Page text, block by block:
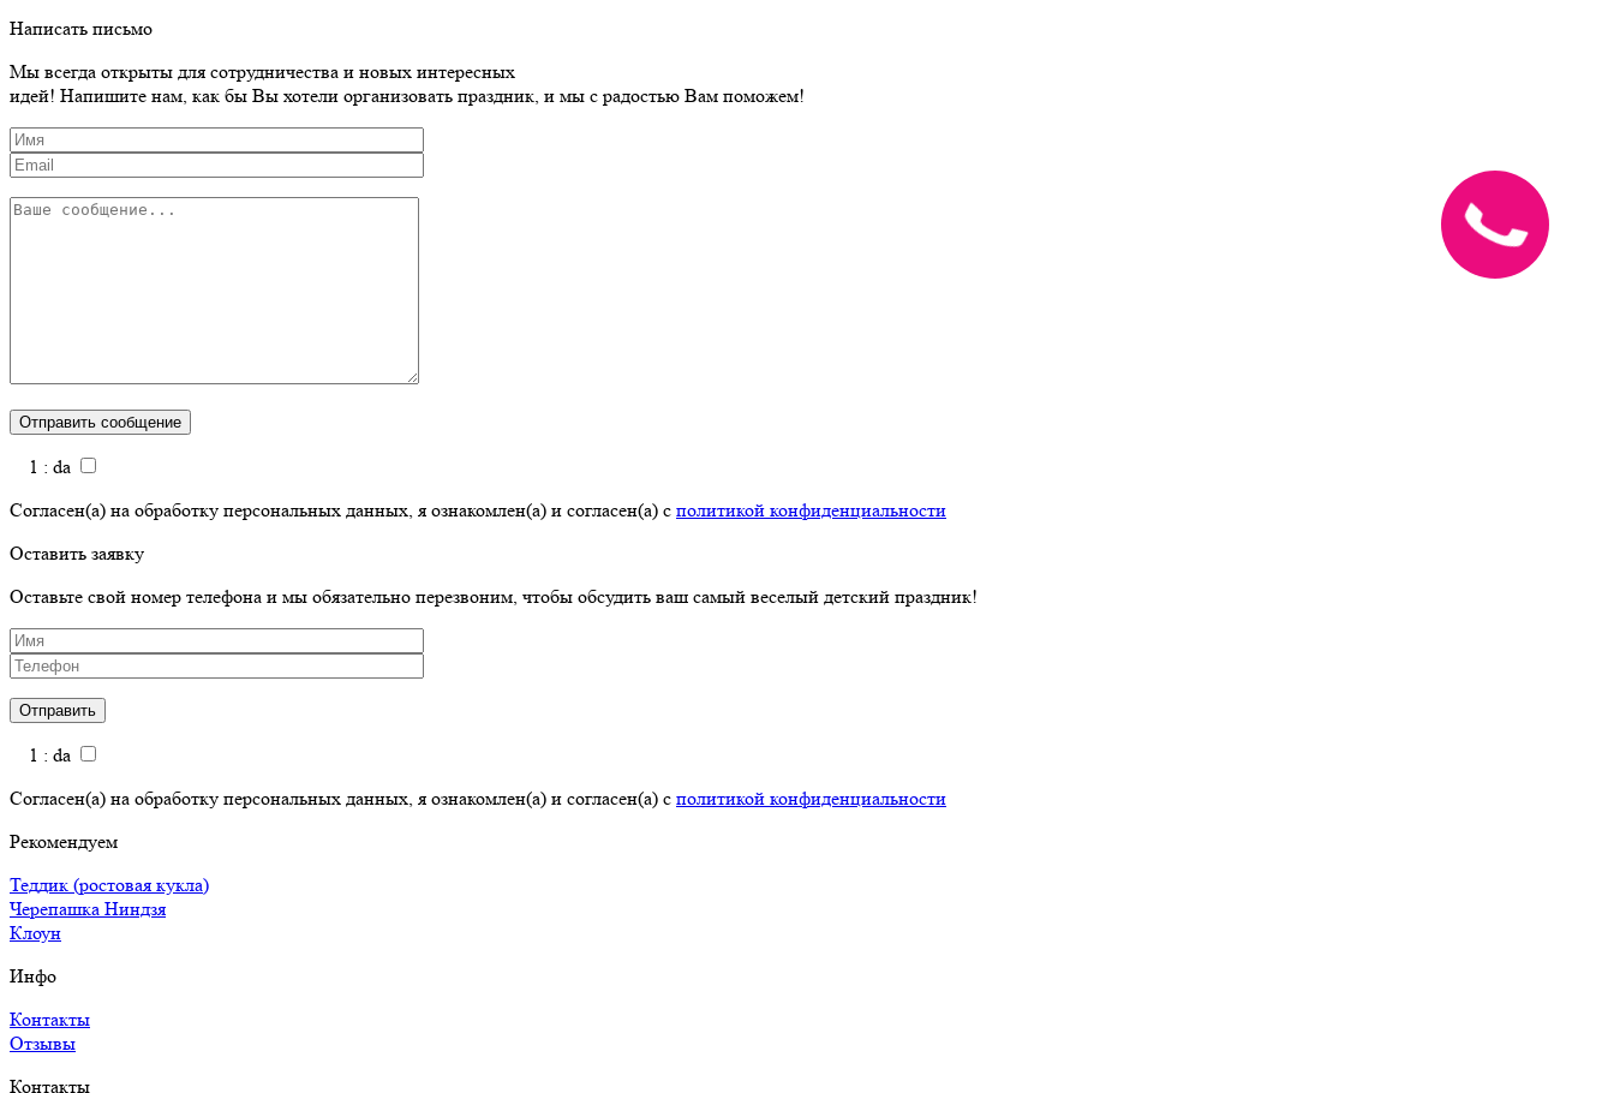
Написать письмо
Мы всегда открыты для сотрудничества и новых интересных
идей! Напишите нам, как бы Вы хотели организовать праздник, и мы с радостью Вам поможем!
1 : da
Согласен(а) на обработку персональных данных, я ознакомлен(а) и согласен(а) с политикой конфиденциальности
Оставить заявку
Оставьте свой номер телефона и мы обязательно перезвоним, чтобы обсудить ваш самый веселый детский праздник!
1 : da
Согласен(а) на обработку персональных данных, я ознакомлен(а) и согласен(а) с политикой конфиденциальности
Рекомендуем
Теддик (ростовая кукла)
Черепашка Ниндзя
Клоун
Инфо
Контакты
Отзывы
Контакты